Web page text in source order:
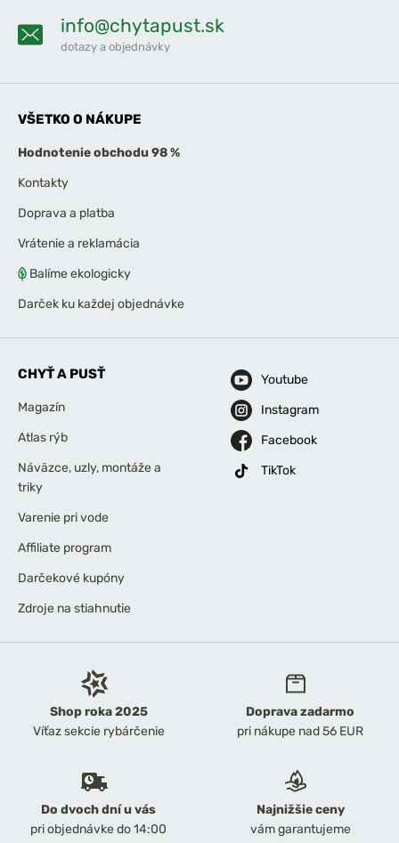
Shop roka 2025
Víťaz sekcie rybárčenie
Doprava zadarmo
pri nákupe nad 56 EUR
Do dvoch dní u vás
pri objednávke do 14:00
Najnižšie ceny
vám garantujeme
info@chytapust.sk
dotazy a objednávky
VŠETKO O NÁKUPE
Hodnotenie obchodu 98 %
Kontakty
Doprava a platba
Vrátenie a reklamácia
Balíme ekologicky
Darček ku každej objednávke
CHYŤ A PUSŤ
Magazín
Atlas rýb
Náväzce, uzly, montáže a
triky
Varenie pri vode
Affiliate program
Darčekové kupóny
Zdroje na stiahnutie
Youtube
Instagram
Facebook
TikTok